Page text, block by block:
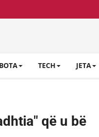
BOTA TECH JETA
që u bë